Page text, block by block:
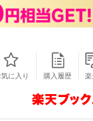
気に入り 購入履歴